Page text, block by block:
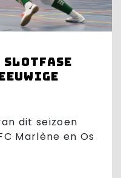
slotfase
dit seizoen
Marlène en Os